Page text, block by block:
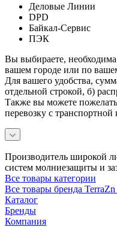
Деловые Линии
DPD
Байкал-Сервис
ПЭК
Вы выбираете,
вашем городе или по
Для вашего удобства,
отдельной строкой, б)
Также вы можете пожелать
перевозку с транспортной
Производитель широкой
систем молниезащиты и
Все товары категории
Все товары бренда
Каталог
Бренды
Компания